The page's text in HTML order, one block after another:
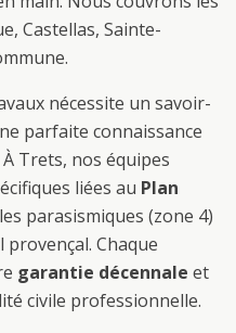
Castellas, Sainte-
nécessite un savoir-
parfaite connaissance
Trets, nos équipes
liées au Plan
parasismiques (zone 4)
Chaque
garantie décennale et
civile professionnelle.